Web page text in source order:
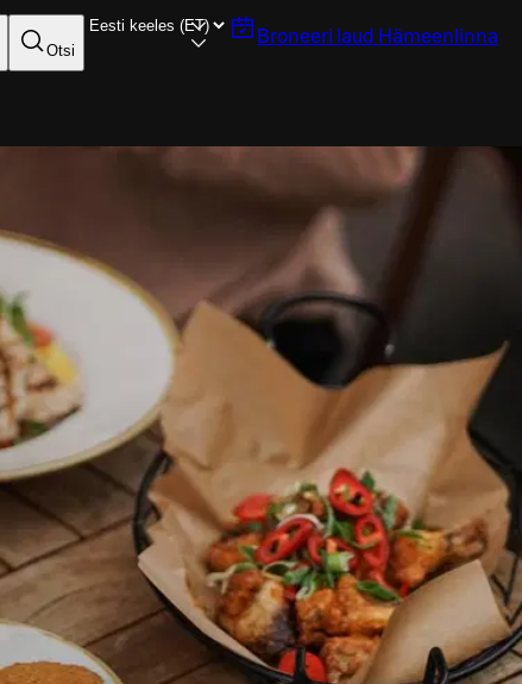
Otsi
Broneeri laud Hämeenlinna